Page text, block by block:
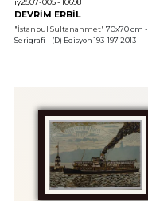
iy2507-005 - 10698
DEVRİM ERBİL
"İstanbul Sultanahmet" 70x70 cm -
Serigrafi - (D) Edisyon 193-197 2013